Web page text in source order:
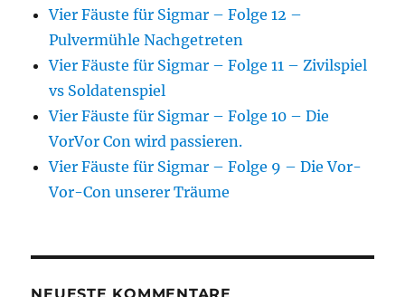
Vier Fäuste für Sigmar – Folge 12 –
Pulvermühle Nachgetreten
Vier Fäuste für Sigmar – Folge 11 – Zivilspiel
vs Soldatenspiel
Vier Fäuste für Sigmar – Folge 10 – Die
VorVor Con wird passieren.
Vier Fäuste für Sigmar – Folge 9 – Die Vor-
Vor-Con unserer Träume